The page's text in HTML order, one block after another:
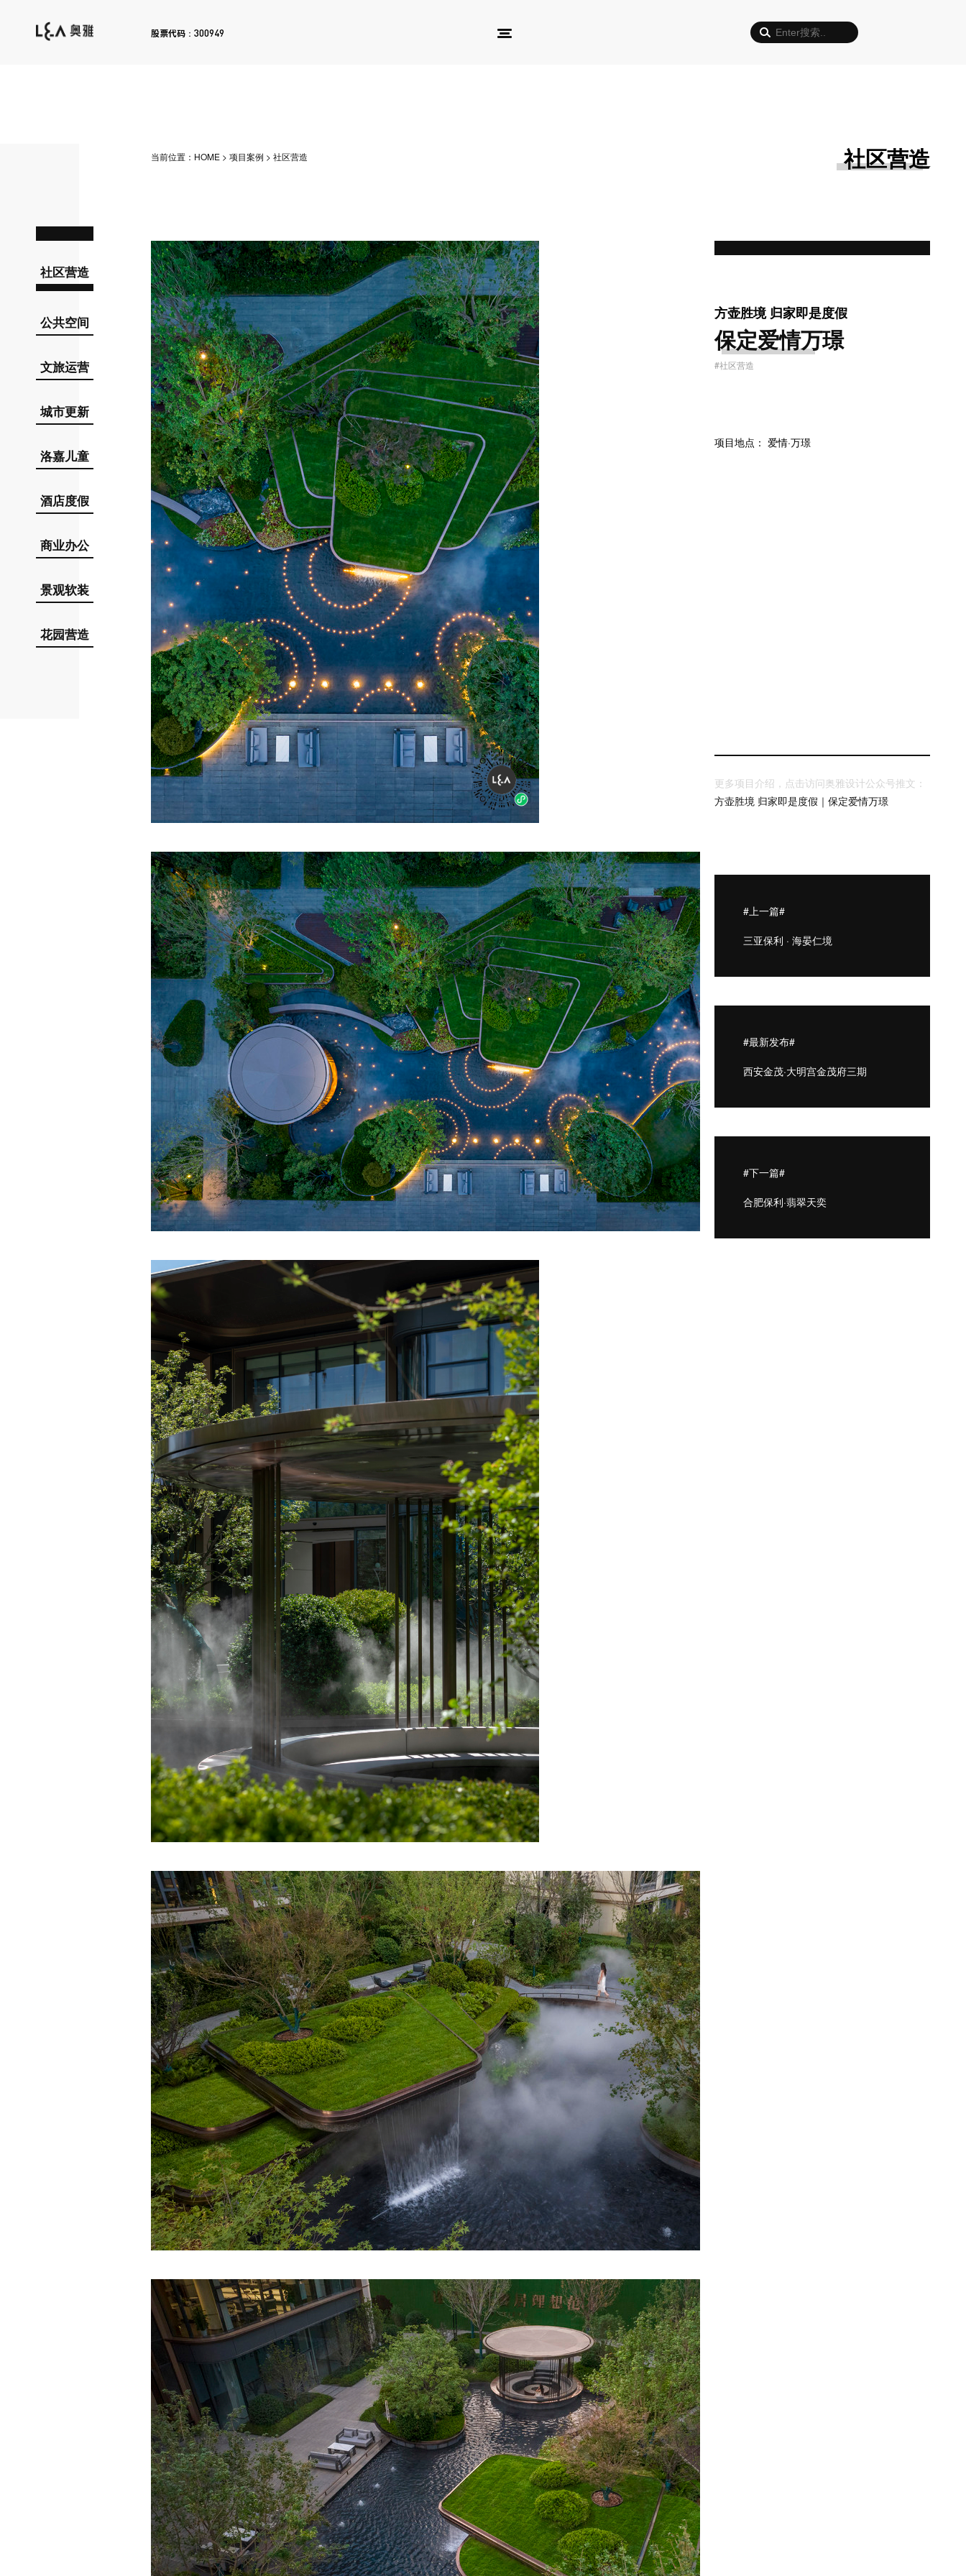
股票代码： 300949
社区营造
公共空间
文旅运营
城市更新
洛嘉儿童
酒店度假
商业办公
景观软装
花园营造
当前位置： HOME > 项目案例 > 社区营造 社区营造
方壶胜境 归家即是度假
保定爱情万璟
#社区营造
项目地点： 爱情·万璟
更多项目介绍，点击访问奥雅设计公众号推文：
方壶胜境 归家即是度假｜保定爱情万璟
#上一篇#
三亚保利 · 海晏仁境
#最新发布#
西安金茂·大明宫金茂府三期
#下一篇#
合肥保利·翡翠天奕